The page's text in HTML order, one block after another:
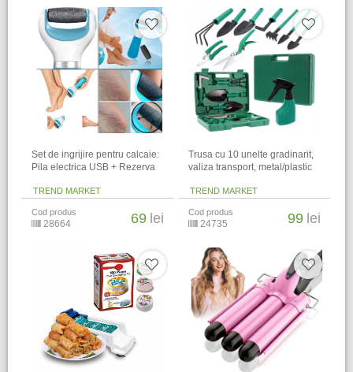
Set de ingrijire pentru calcaie:
Pila electrica USB + Rezerva
TREND MARKET
Cod produs
28664 69 lei
Trusa cu 10 unelte gradinarit,
valiza transport, metal/plastic
TREND MARKET
Cod produs
24735 99 lei